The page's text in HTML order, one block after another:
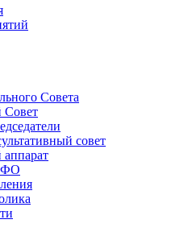
Совета
Совет
совет
ФО